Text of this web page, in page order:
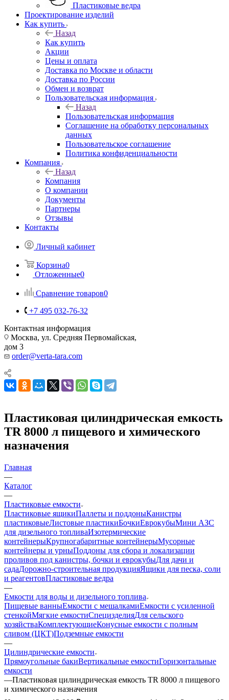
Пластиковые ведра
Проектирование изделий
Как купить
Назад
Как купить
Акции
Цены и оплата
Доставка по Москве и области
Доставка по России
Обмен и возврат
Пользовательская информация
Назад
Пользовательская информация
Соглашение на обработку персональных
данных
Пользовательское соглашение
Политика конфиденциальности
Компания
Назад
Компания
О компании
Документы
Партнеры
Отзывы
Контакты
Личный кабинет
Корзина0
Отложенные0
Сравнение товаров0
+7 495 032-76-32
Контактная информация
Москва, ул. Средняя Первомайская,
дом 3
order@verta-tara.com
Пластиковая цилиндрическая емкость
TR 8000 л пищевого и химического
назначения
Главная
—
Каталог
—
Пластиковые емкости
Пластиковые ящикиПаллеты и поддоныКанистры
пластиковыеЛистовые пластикиБочкиЕврокубыМини АЗС
для дизельного топливаИзотермические
контейнерыКрупногабаритные контейнерыМусорные
контейнеры и урныПоддоны для сбора и локализации
проливов под канистры, бочки и еврокубыДля дачи и
садаДорожно-строительная продукцияЯщики для песка, соли
и реагентовПластиковые ведра
—
Емкости для воды и дизельного топлива
Пищевые ванныЕмкости с мешалкамиЕмкости с усиленной
стенкойМягкие емкостиСпецизделияДля сельского
хозяйстваКомплектующиеКонусные емкости с полным
сливом (ЦКТ)Подземные емкости
—
Цилиндрические емкости
Прямоугольные бакиВертикальные емкостиГоризонтальные
емкости
—Пластиковая цилиндрическая емкость TR 8000 л пищевого
и химического назначения